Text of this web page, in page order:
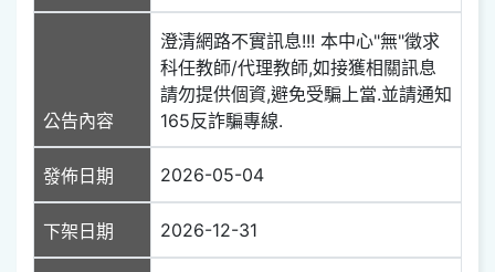
公告內容
澄清網路不實訊息!!! 本中心"無"徵求
科任教師/代理教師,如接獲相關訊息
請勿提供個資,避免受騙上當.並請通知
165反詐騙專線.
發佈日期 2026-05-04
下架日期 2026-12-31